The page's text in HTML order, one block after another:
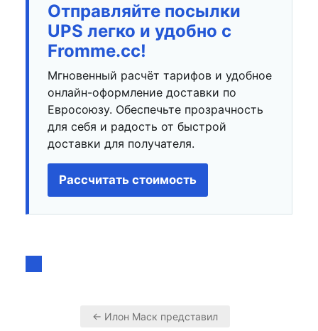
Отправляйте посылки
UPS легко и удобно с
Fromme.cc!
Мгновенный расчёт тарифов и удобное
онлайн-оформление доставки по
Евросоюзу. Обеспечьте прозрачность
для себя и радость от быстрой
доставки для получателя.
Рассчитать стоимость
← Илон Маск представил